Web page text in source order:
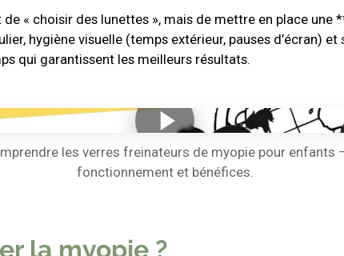
de « choisir des lunettes », mais de mettre en place une
hygiène visuelle (temps extérieur, pauses d’écran) et
qui garantissent les meilleurs résultats.
les verres freinateurs de myopie pour enfants
fonctionnement et bénéfices.
la myopie ?